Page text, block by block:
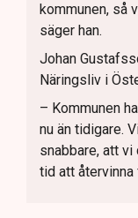
kommunen, så
säger han.
Johan
Näringsliv i
– Kommunen
nu än tidigare.
snabbare, att
tid att